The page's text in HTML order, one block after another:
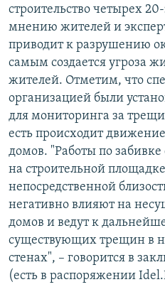
строительство четырех
мнению жителей и
приводит к разрушению
самым создается угроза
жителей. Отметим, что
организацией были
для мониторинга за
есть происходит
домов. "Работы по
на строительной
непосредственной
негативно влияют на
домов и ведут к
существующих трещин в
стенах", – говорится в
(есть в распоряжении